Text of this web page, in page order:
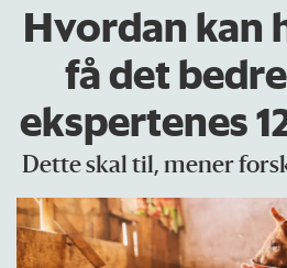
Hvordan kan
få det
ekspertenes
Dette skal til, mener